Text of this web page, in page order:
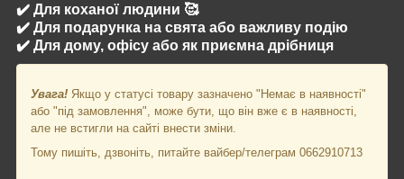
✔️ Для коханої людини 🥰
✔️ Для подарунка на свята або важливу подію
✔️ Для дому, офісу або як приємна дрібниця
Увага! Якщо у статусі товару зазначено "Немає в наявності"
або "під замовлення", може бути, що він вже є в наявності,
але не встигли на сайті внести зміни.
Тому пишіть, дзвоніть, питайте вайбер/телеграм 0662910713